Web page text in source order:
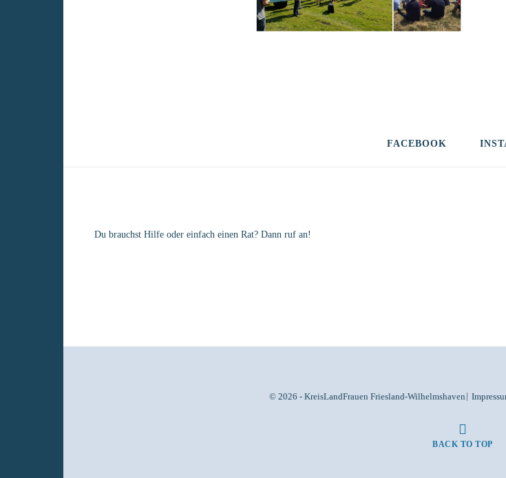
FACEBOOK
Du brauchst Hilfe oder einfach einen Rat? Dann ruf an!
© 2026 - KreisLandFrauen Friesland-Wilhelmshaven
BACK TO TOP